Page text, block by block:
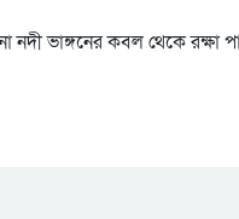
ভাঙ্গনের কবল থেকে রক্ষা